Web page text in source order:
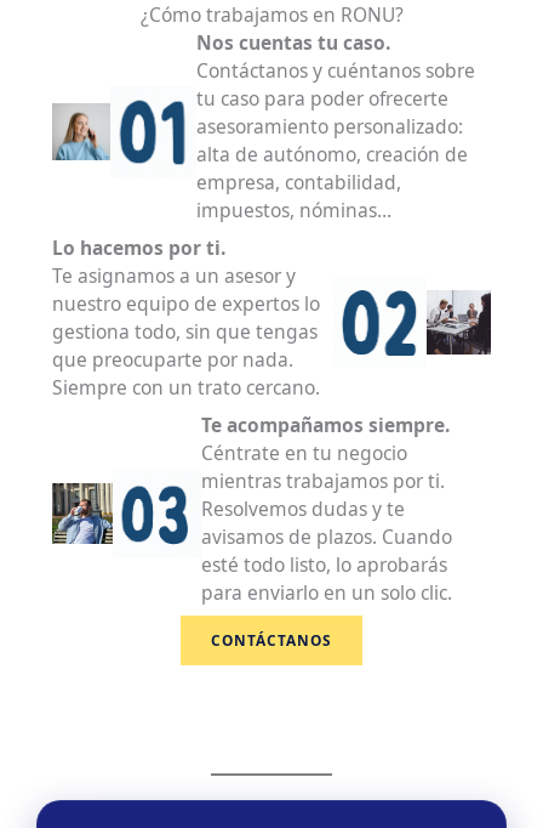
¿Cómo trabajamos en RONU?
Nos cuentas tu caso.
Contáctanos y cuéntanos sobre
tu caso para poder ofrecerte
asesoramiento personalizado:
alta de autónomo, creación de
empresa, contabilidad,
impuestos, nóminas…
Lo hacemos por ti.
Te asignamos a un asesor y
nuestro equipo de expertos lo
gestiona todo, sin que tengas
que preocuparte por nada.
Siempre con un trato cercano.
Te acompañamos siempre.
Céntrate en tu negocio
mientras trabajamos por ti.
Resolvemos dudas y te
avisamos de plazos. Cuando
esté todo listo, lo aprobarás
para enviarlo en un solo clic.
CONTÁCTANOS